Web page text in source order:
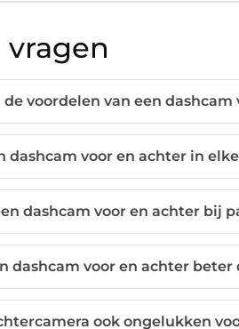
voordelen van een dashcam
dashcam voor en achter in
dashcam voor en achter bij
dashcam voor en achter
ook ongelukken